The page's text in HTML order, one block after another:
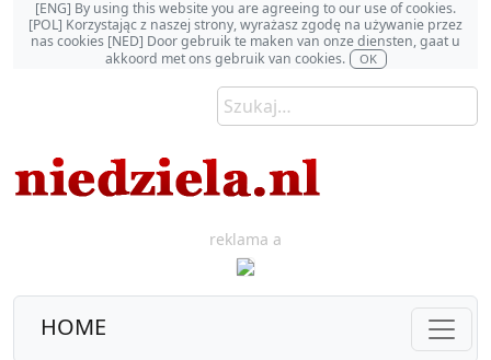
[ENG] By using this website you are agreeing to our use of cookies.
[POL] Korzystając z naszej strony, wyrażasz zgodę na używanie przez
nas cookies [NED] Door gebruik te maken van onze diensten, gaat u
akkoord met ons gebruik van cookies.
OK
reklama a
HOME